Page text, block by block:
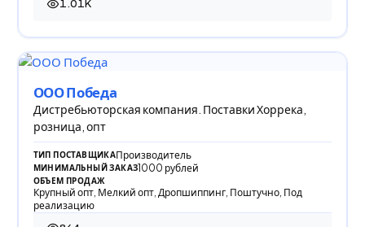
1.01K
1 010 просмотров
ООО Победа
Дистребьюторская компания. Поставки Хоррека,
розница, опт
ТИП ПОСТАВЩИКАПроизводитель
МИНИМАЛЬНЫЙ ЗАКАЗ1000 рублей
ОБЪЕМ ПРОДАЖ
Крупный опт, Мелкий опт, Дропшиппинг, Поштучно, Под
реализацию